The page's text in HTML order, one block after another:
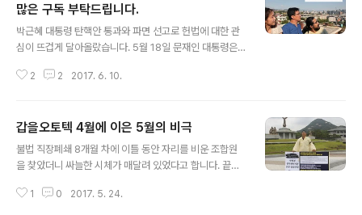
주말 당일 부담없이 다녀올 수 있도록 9일 오전 10시 압구
정역에서 출발하는 탈핵버스가 준비되고 있습니다 여기서
하나 더~! 종로 탈핵버스에 도전!! 종로에서도 많은 분들께
서 참가신청을 해주시면 종로에서 출발하는 탈핵버스 일정
을 따로 잡아볼 수 있지 않을까요? 종로에서 출발하고 도착
많은 구독 부탁드립니다.
박근혜 대통령 탄핵안 통과와 파면 선고로 헌법에 대한 관
심이 뜨겁게 달아올랐습니다. 5월 18일 문재인 대통령은
다. 헌법학자인 법학박사 '행인'이 진행하는 팟캐스트 의 시
서부터 따라잡아보도록 하겠습니다. 다수의 방송 출연 경
험에도 고정패널은 처음이라 깎고 다듬어야 할 것들이 많
습니다. 단점을 장점으로 살려 그만큼 더 가깝고 살갑게 다
주변에 두루 추천을 부탁드립니다. * 팟빵_ http://www.p
2 2 2017. 6. 10.
갑을오토텍 4월에 이은 5월의 비극
불법 직장폐쇄 8개월 차에 이틀 동안 자리를 비운 조합원
을 찾았더니 싸늘한 시체가 매달려 있었다고 합니다. 끝을
무기처럼 휘두르던 갑을오토텍 회사 측이 결국 희생자를
1 0 2017. 5. 24.